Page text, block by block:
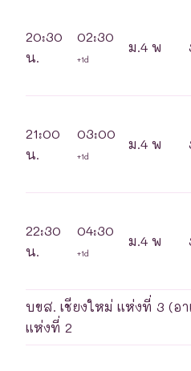
20:30
น.
02:30
+1d
ม.4 พ
21:00
น.
03:00
+1d
ม.4 พ
22:30
น.
04:30
+1d
ม.4 พ
บขส. เชียงใหม่ แห่งที่ 3 (อ
แห่งที่ 2